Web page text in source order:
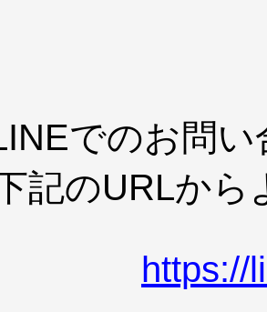
でのお問
記のURLから
https://